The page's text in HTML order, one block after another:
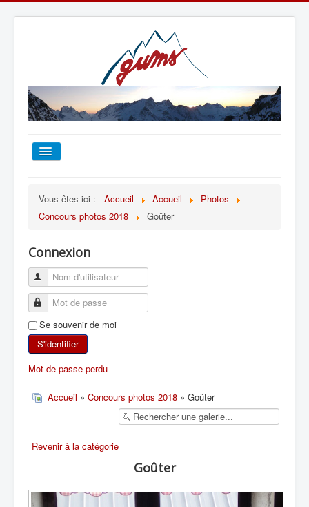
TOUT SUR LE GUMS
ESCALADE
ALPINISME
SKI DE RANDONNÉE
RANDONNÉE SPORTIVE
Vous êtes ici : Accueil Accueil
Photos
Concours photos 2018
Goûter
Connexion
Se souvenir de moi
S'identifier
Mot de passe perdu
Accueil » Concours photos 2018 » Goûter
Revenir à la catégorie
Goûter